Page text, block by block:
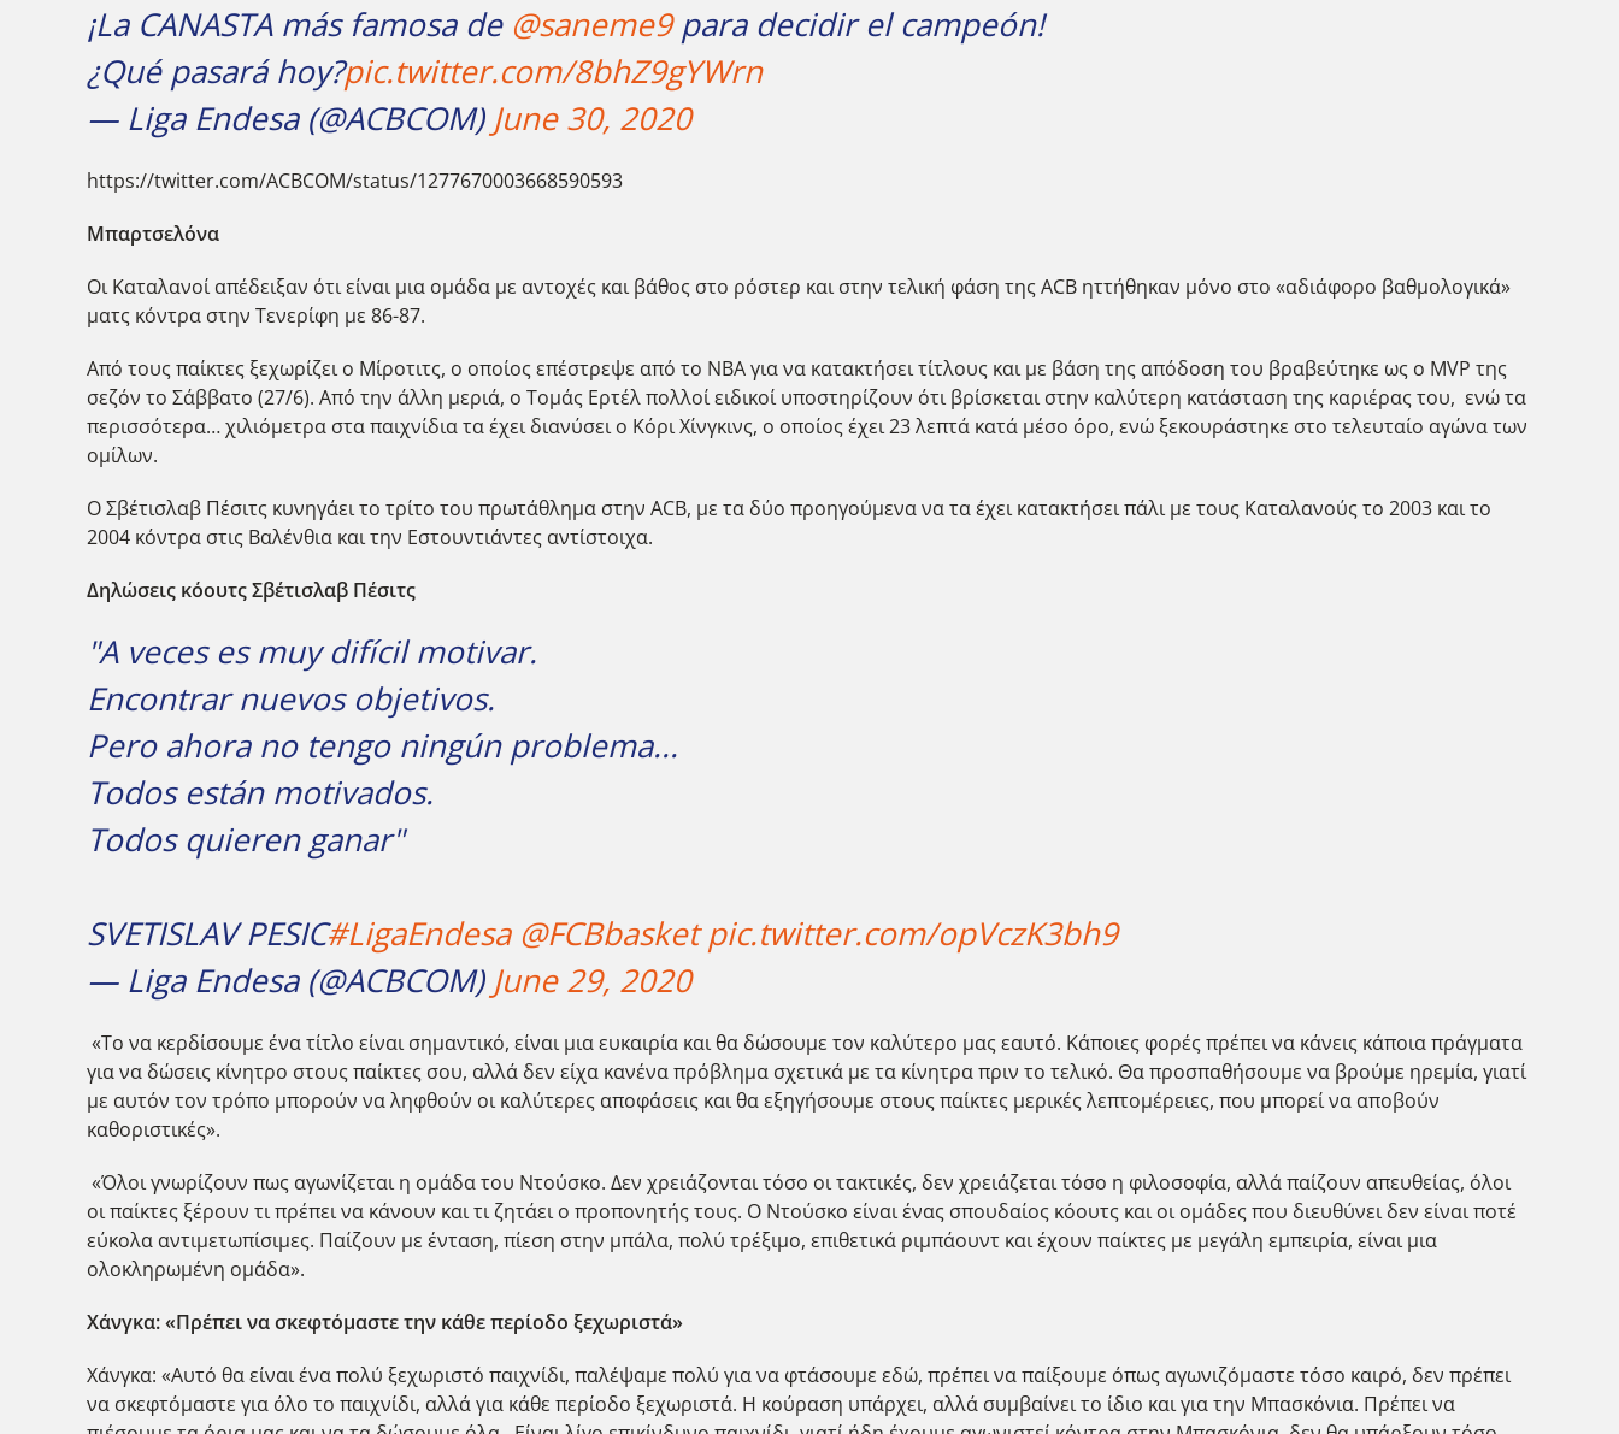
¡La CANASTA más famosa de @saneme9para decidir el campeón!
¿Qué pasará hoy?pic.twitter.com/8bhZ9gYWrn
— Liga Endesa (@ACBCOM) June 30, 2020
https://twitter.com/ACBCOM/status/1277670003668590593
Μπαρτσελόνα
Οι Καταλανοί απέδειξαν ότι είναι μια ομάδα με αντοχές και βάθος στο ρόστερ και στην τελική φάση της ACB ηττήθηκαν μόνο στο «αδιάφορο βαθμολογικά»
ματς κόντρα στην Τενερίφη με 86-87.
Από τους παίκτες ξεχωρίζει ο Μίροτιτς, ο οποίος επέστρεψε από το NBA για να κατακτήσει τίτλους και με βάση της απόδοση του βραβεύτηκε ως ο MVP της
σεζόν το Σάββατο (27/6). Από την άλλη μεριά, ο Τομάς Ερτέλ πολλοί ειδικοί υποστηρίζουν ότι βρίσκεται στην καλύτερη κατάσταση της καριέρας του, ενώ τα
περισσότερα… χιλιόμετρα στα παιχνίδια τα έχει διανύσει ο Κόρι Χίνγκινς, ο οποίος έχει 23 λεπτά κατά μέσο όρο, ενώ ξεκουράστηκε στο τελευταίο αγώνα των
ομίλων.
Ο Σβέτισλαβ Πέσιτς κυνηγάει το τρίτο του πρωτάθλημα στην ACB, με τα δύο προηγούμενα να τα έχει κατακτήσει πάλι με τους Καταλανούς το 2003 και το
2004 κόντρα στις Βαλένθια και την Εστουντιάντες αντίστοιχα.
Δηλώσεις κόουτς Σβέτισλαβ Πέσιτς
"A veces es muy difícil motivar.
Encontrar nuevos objetivos.
Pero ahora no tengo ningún problema...
Todos están motivados.
Todos quieren ganar"
SVETISLAV PESIC#LigaEndesa @FCBbasket pic.twitter.com/opVczK3bh9
— Liga Endesa (@ACBCOM) June 29, 2020
«Το να κερδίσουμε ένα τίτλο είναι σημαντικό, είναι μια ευκαιρία και θα δώσουμε τον καλύτερο μας εαυτό. Κάποιες φορές πρέπει να κάνεις κάποια πράγματα
για να δώσεις κίνητρο στους παίκτες σου, αλλά δεν είχα κανένα πρόβλημα σχετικά με τα κίνητρα πριν το τελικό. Θα προσπαθήσουμε να βρούμε ηρεμία, γιατί
με αυτόν τον τρόπο μπορούν να ληφθούν οι καλύτερες αποφάσεις και θα εξηγήσουμε στους παίκτες μερικές λεπτομέρειες, που μπορεί να αποβούν
καθοριστικές».
«Όλοι γνωρίζουν πως αγωνίζεται η ομάδα του Ντούσκο. Δεν χρειάζονται τόσο οι τακτικές, δεν χρειάζεται τόσο η φιλοσοφία, αλλά παίζουν απευθείας, όλοι
οι παίκτες ξέρουν τι πρέπει να κάνουν και τι ζητάει ο προπονητής τους. Ο Ντούσκο είναι ένας σπουδαίος κόουτς και οι ομάδες που διευθύνει δεν είναι ποτέ
εύκολα αντιμετωπίσιμες. Παίζουν με ένταση, πίεση στην μπάλα, πολύ τρέξιμο, επιθετικά ριμπάουντ και έχουν παίκτες με μεγάλη εμπειρία, είναι μια
ολοκληρωμένη ομάδα».
Χάνγκα: «Πρέπει να σκεφτόμαστε την κάθε περίοδο ξεχωριστά»
Χάνγκα: «Αυτό θα είναι ένα πολύ ξεχωριστό παιχνίδι, παλέψαμε πολύ για να φτάσουμε εδώ, πρέπει να παίξουμε όπως αγωνιζόμαστε τόσο καιρό, δεν πρέπει
να σκεφτόμαστε για όλο το παιχνίδι, αλλά για κάθε περίοδο ξεχωριστά. Η κούραση υπάρχει, αλλά συμβαίνει το ίδιο και για την Μπασκόνια. Πρέπει να